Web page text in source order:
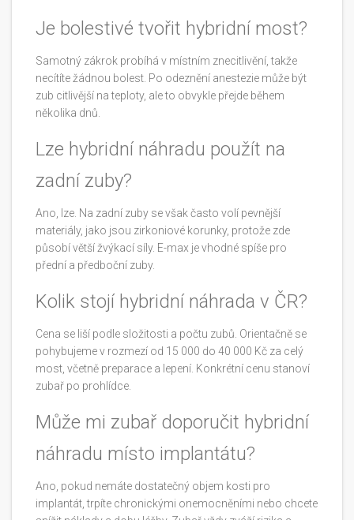
Je bolestivé tvořit hybridní most?
Samotný zákrok probíhá v místním znecitlivění, takže
necítíte žádnou bolest. Po odeznění anestezie může být
zub citlivější na teploty, ale to obvykle přejde během
několika dnů.
Lze hybridní náhradu použít na
zadní zuby?
Ano, lze. Na zadní zuby se však často volí pevnější
materiály, jako jsou zirkoniové korunky, protože zde
působí větší žvýkací síly. E-max je vhodné spíše pro
přední a předboční zuby.
Kolik stojí hybridní náhrada v ČR?
Cena se liší podle složitosti a počtu zubů. Orientačně se
pohybujeme v rozmezí od 15 000 do 40 000 Kč za celý
most, včetně preparace a lepení. Konkrétní cenu stanoví
zubař po prohlídce.
Může mi zubař doporučit hybridní
náhradu místo implantátu?
Ano, pokud nemáte dostatečný objem kosti pro
implantát, trpíte chronickými onemocněními nebo chcete